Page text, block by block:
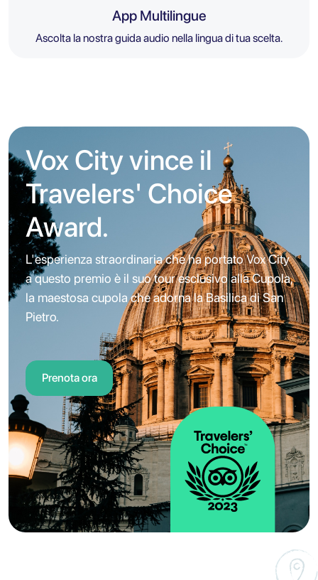
App Multilingue
Ascolta la nostra guida audio nella lingua di tua scelta.
Vox City vince il
Travelers' Choice
Award.
L'esperienza straordinaria che ha portato Vox City
a questo premio è il suo tour esclusivo alla Cupola,
la maestosa cupola che adorna la Basilica di San
Pietro.
Prenota ora